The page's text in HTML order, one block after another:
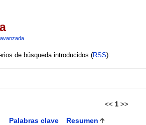
de búsqueda introducidos (RSS):
<< 1 >>
Palabras clave Resumen